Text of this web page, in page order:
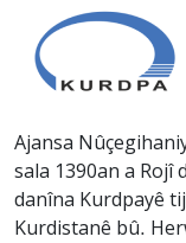
Ajansa
sala 1390an a Rojî
danîna Kurdpayê
Kurdistanê bû.